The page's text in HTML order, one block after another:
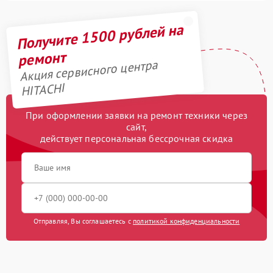
Получите 1500 рублей на
ремонт
Акция сервисного центра
HITACHI
При оформлении заявки на ремонт техники через
сайт,
действует персональная бессрочная скидка
Отправляя, Вы соглашаетесь с политикой конфиденциальности